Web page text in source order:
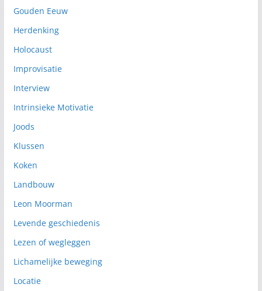
Gouden Eeuw
Herdenking
Holocaust
Improvisatie
Interview
Intrinsieke Motivatie
Joods
Klussen
Koken
Landbouw
Leon Moorman
Levende geschiedenis
Lezen of wegleggen
Lichamelijke beweging
Locatie